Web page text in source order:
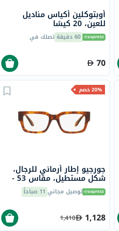
أوبتوكلين أكياس مناديل
للعين، 20 كيسًا
60 دقيقة تصلك في
70
20% خصم
جورجيو إطار أرماني للرجال،
شكل مستطيل، مقاس 53 -
AR7243U 5988
توصيل مجاني 11 صباحاً
1,128
1,410